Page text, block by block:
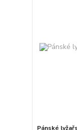
Pánské